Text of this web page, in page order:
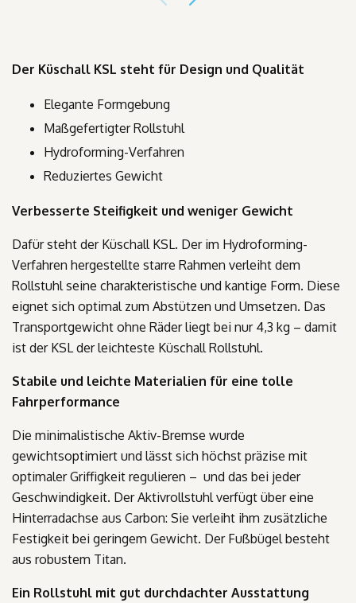
Der Küschall KSL steht für Design und Qualität
Elegante Formgebung
Maßgefertigter Rollstuhl
Hydroforming-Verfahren
Reduziertes Gewicht
Verbesserte Steifigkeit und weniger Gewicht
Dafür steht der Küschall KSL. Der im Hydroforming-
Verfahren hergestellte starre Rahmen verleiht dem
Rollstuhl seine charakteristische und kantige Form. Diese
eignet sich optimal zum Abstützen und Umsetzen. Das
Transportgewicht ohne Räder liegt bei nur 4,3 kg – damit
ist der KSL der leichteste Küschall Rollstuhl.
Stabile und leichte Materialien für eine tolle
Fahrperformance
Die minimalistische Aktiv-Bremse wurde
gewichtsoptimiert und lässt sich höchst präzise mit
optimaler Griffigkeit regulieren – und das bei jeder
Geschwindigkeit. Der Aktivrollstuhl verfügt über eine
Hinterradachse aus Carbon: Sie verleiht ihm zusätzliche
Festigkeit bei geringem Gewicht. Der Fußbügel besteht
aus robustem Titan.
Ein Rollstuhl mit gut durchdachter Ausstattung